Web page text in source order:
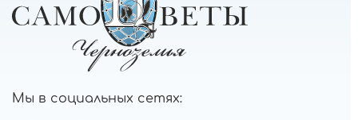
Мы в социальных сетях: